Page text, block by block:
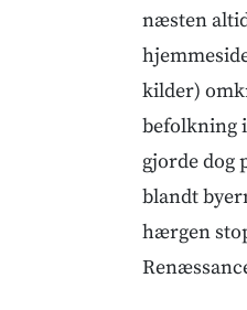
næsten
kilder)
befolkning
gjorde
blandt
hærgen